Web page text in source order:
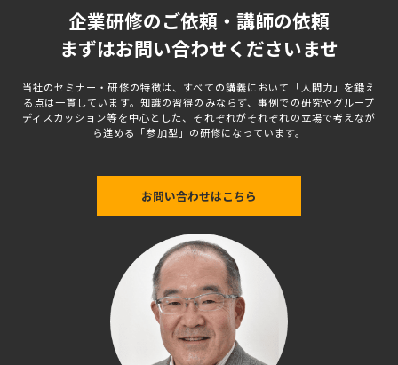
企業研修のご依頼・講師の依頼
まずはお問い合わせくださいませ
当社のセミナー・研修の特徴は、すべての講義において「人間力」を鍛え
る点は一貫しています。知識の習得のみならず、事例での研究やグループ
ディスカッション等を中心とした、それぞれがそれぞれの立場で考えなが
ら進める「参加型」の研修になっています。
お問い合わせはこちら